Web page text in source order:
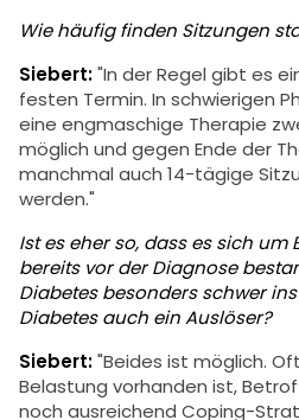
Wie häufig finden Sitzungen
Siebert:"In der Regel gibt es
festen Termin. In schwierigen
eine engmaschige Therapie
möglich und gegen Ende der
manchmal auch 14-tägige
werden."
Ist es eher so, dass es sich
bereits vor der Diagnose
Diabetes besonders schwer
Diabetes auch ein Auslöser?
Siebert:"Beides ist möglich.
Belastung vorhanden ist,
noch ausreichend Coping-